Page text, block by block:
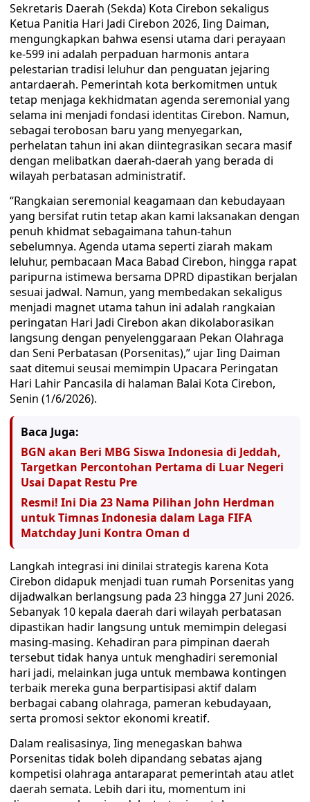
Sekretaris Daerah (Sekda) Kota Cirebon sekaligus
Ketua Panitia Hari Jadi Cirebon 2026, Iing Daiman,
mengungkapkan bahwa esensi utama dari perayaan
ke-599 ini adalah perpaduan harmonis antara
pelestarian tradisi leluhur dan penguatan jejaring
antardaerah. Pemerintah kota berkomitmen untuk
tetap menjaga kekhidmatan agenda seremonial yang
selama ini menjadi fondasi identitas Cirebon. Namun,
sebagai terobosan baru yang menyegarkan,
perhelatan tahun ini akan diintegrasikan secara masif
dengan melibatkan daerah-daerah yang berada di
wilayah perbatasan administratif.
“Rangkaian seremonial keagamaan dan kebudayaan
yang bersifat rutin tetap akan kami laksanakan dengan
penuh khidmat sebagaimana tahun-tahun
sebelumnya. Agenda utama seperti ziarah makam
leluhur, pembacaan Maca Babad Cirebon, hingga rapat
paripurna istimewa bersama DPRD dipastikan berjalan
sesuai jadwal. Namun, yang membedakan sekaligus
menjadi magnet utama tahun ini adalah rangkaian
peringatan Hari Jadi Cirebon akan dikolaborasikan
langsung dengan penyelenggaraan Pekan Olahraga
dan Seni Perbatasan (Porsenitas),” ujar Iing Daiman
saat ditemui seusai memimpin Upacara Peringatan
Hari Lahir Pancasila di halaman Balai Kota Cirebon,
Senin (1/6/2026).
Baca Juga:
BGN akan Beri MBG Siswa Indonesia di Jeddah,
Targetkan Percontohan Pertama di Luar Negeri
Usai Dapat Restu Pre
Resmi! Ini Dia 23 Nama Pilihan John Herdman
untuk Timnas Indonesia dalam Laga FIFA
Matchday Juni Kontra Oman d
Langkah integrasi ini dinilai strategis karena Kota
Cirebon didapuk menjadi tuan rumah Porsenitas yang
dijadwalkan berlangsung pada 23 hingga 27 Juni 2026.
Sebanyak 10 kepala daerah dari wilayah perbatasan
dipastikan hadir langsung untuk memimpin delegasi
masing-masing. Kehadiran para pimpinan daerah
tersebut tidak hanya untuk menghadiri seremonial
hari jadi, melainkan juga untuk membawa kontingen
terbaik mereka guna berpartisipasi aktif dalam
berbagai cabang olahraga, pameran kebudayaan,
serta promosi sektor ekonomi kreatif.
Dalam realisasinya, Iing menegaskan bahwa
Porsenitas tidak boleh dipandang sebatas ajang
kompetisi olahraga antaraparat pemerintah atau atlet
daerah semata. Lebih dari itu, momentum ini